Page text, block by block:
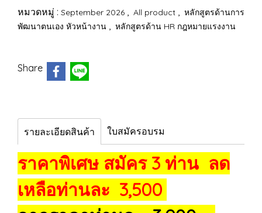
หมวดหมู่ : September 2026 , All product , หลักสูตรด้านการ
พัฒนาตนเอง หัวหน้างาน , หลักสูตรด้าน HR กฎหมายแรงงาน
Share
รายละเอียดสินค้า ใบสมัครอบรม
ราคาพิเศษ สมัคร 3 ท่าน ลด
เหลือท่านละ 3,500